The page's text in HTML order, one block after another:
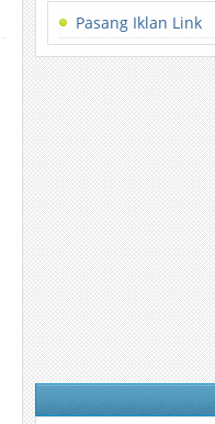
Pasang Iklan Link